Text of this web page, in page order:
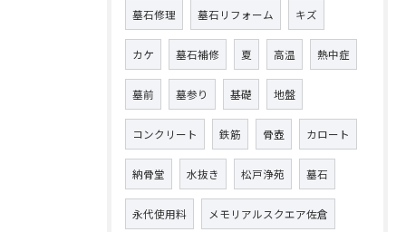
墓石修理 墓石リフォーム キズ
カケ 墓石補修 夏 高温 熱中症
墓前 墓参り 基礎 地盤
コンクリート 鉄筋 骨壺 カロート
納骨堂 水抜き 松戸浄苑 墓石
永代使用料 メモリアルスクエア佐倉